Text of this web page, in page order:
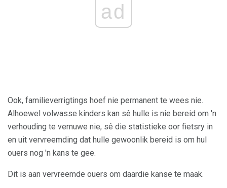
ad
Ook, familieverrigtings hoef nie permanent te wees nie.
Alhoewel volwasse kinders kan sê hulle is nie bereid om 'n
verhouding te vernuwe nie, sê die statistieke oor fietsry in
en uit vervreemding dat hulle gewoonlik bereid is om hul
ouers nog 'n kans te gee.
Dit is aan vervreemde ouers om daardie kanse te maak.